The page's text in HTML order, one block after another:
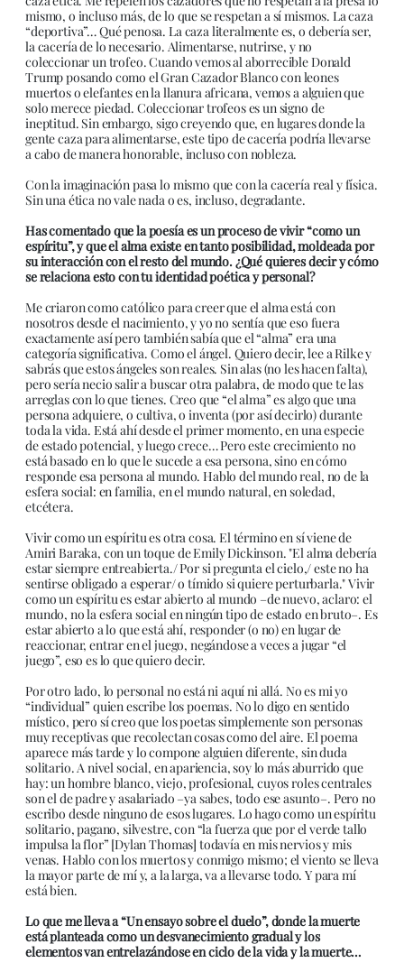
mismo, o incluso más, de lo que se respetan a sí mismos. La caza
“deportiva”… Qué penosa. La caza literalmente es, o debería ser,
la cacería de lo necesario. Alimentarse, nutrirse, y no
coleccionar un trofeo. Cuando vemos al aborrecible Donald
Trump posando como el Gran Cazador Blanco con leones
muertos o elefantes en la llanura africana, vemos a alguien que
solo merece piedad. Coleccionar trofeos es un signo de
ineptitud. Sin embargo, sigo creyendo que, en lugares donde la
gente caza para alimentarse, este tipo de cacería podría llevarse
a cabo de manera honorable, incluso con nobleza.
Con la imaginación pasa lo mismo que con la cacería real y física.
Sin una ética no vale nada o es, incluso, degradante.
Has comentado que la poesía es un proceso de vivir “como un
espíritu”, y que el alma existe en tanto posibilidad, moldeada por
su interacción con el resto del mundo. ¿Qué quieres decir y cómo
se relaciona esto con tu identidad poética y personal?
Me criaron como católico para creer que el alma está con
nosotros desde el nacimiento, y yo no sentía que eso fuera
exactamente así pero también sabía que el “alma” era una
categoría significativa. Como el ángel. Quiero decir, lee a Rilke y
sabrás que estos ángeles son reales. Sin alas (no les hacen falta),
pero sería necio salir a buscar otra palabra, de modo que te las
arreglas con lo que tienes. Creo que “el alma” es algo que una
persona adquiere, o cultiva, o inventa (por así decirlo) durante
toda la vida. Está ahí desde el primer momento, en una especie
de estado potencial, y luego crece… Pero este crecimiento no
está basado en lo que le sucede a esa persona, sino en cómo
responde esa persona al mundo. Hablo del mundo real, no de la
esfera social: en familia, en el mundo natural, en soledad,
etcétera.
Vivir como un espíritu es otra cosa. El término en sí viene de
Amiri Baraka, con un toque de Emily Dickinson. "El alma debería
estar siempre entreabierta./ Por si pregunta el cielo,/ este no ha
sentirse obligado a esperar/ o tímido si quiere perturbarla." Vivir
como un espíritu es estar abierto al mundo –de nuevo, aclaro: el
mundo, no la esfera social en ningún tipo de estado en bruto–. Es
estar abierto a lo que está ahí, responder (o no) en lugar de
reaccionar, entrar en el juego, negándose a veces a jugar “el
juego”, eso es lo que quiero decir.
Por otro lado, lo personal no está ni aquí ni allá. No es mi yo
“individual” quien escribe los poemas. No lo digo en sentido
místico, pero sí creo que los poetas simplemente son personas
muy receptivas que recolectan cosas como del aire. El poema
aparece más tarde y lo compone alguien diferente, sin duda
solitario. A nivel social, en apariencia, soy lo más aburrido que
hay: un hombre blanco, viejo, profesional, cuyos roles centrales
son el de padre y asalariado –ya sabes, todo ese asunto–. Pero no
escribo desde ninguno de esos lugares. Lo hago como un espíritu
solitario, pagano, silvestre, con “la fuerza que por el verde tallo
impulsa la flor” [Dylan Thomas] todavía en mis nervios y mis
venas. Hablo con los muertos y conmigo mismo; el viento se lleva
la mayor parte de mí y, a la larga, va a llevarse todo. Y para mí
está bien.
Lo que me lleva a “Un ensayo sobre el duelo”, donde la muerte
está planteada como un desvanecimiento gradual y los
elementos van entrelazándose en ciclo de la vida y la muerte…